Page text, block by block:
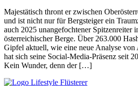
Majestätisch thront er zwischen
und ist nicht nur für Bergsteiger ein
auch 2025 unangefochtener Spitzenreiter
österreichischer Berge. Über 263.000
Gipfel aktuell, wie eine neue Analyse
hat sich seine Social-Media-Präsenz seit
Kein Wunder, denn der […]